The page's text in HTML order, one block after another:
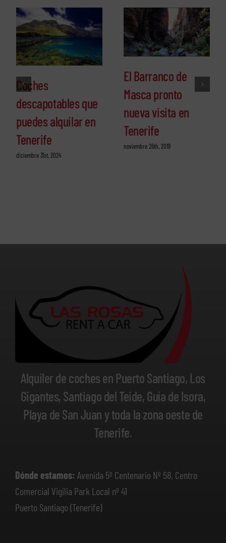
Coches
descapotables que
puedes alquilar en
Tenerife
diciembre 31st, 2024
El Barranco de
Masca pronto
nueva visita en
Tenerife
noviembre 26th, 2019
Alquiler de coches en Puerto Santiago, Los
Gigantes, Santiago del Teide, Guía de Isora,
Playa de San Juan y toda la zona oeste de
Tenerife.
Dónde estamos: Avenida 5º Centenario Nº 58, Centro
Comercial Vigilia Park Local nº 41
Puerto Santiago (Tenerife)